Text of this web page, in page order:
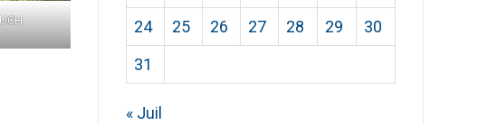
24
25 26 27 28 29
30
31
« Juil